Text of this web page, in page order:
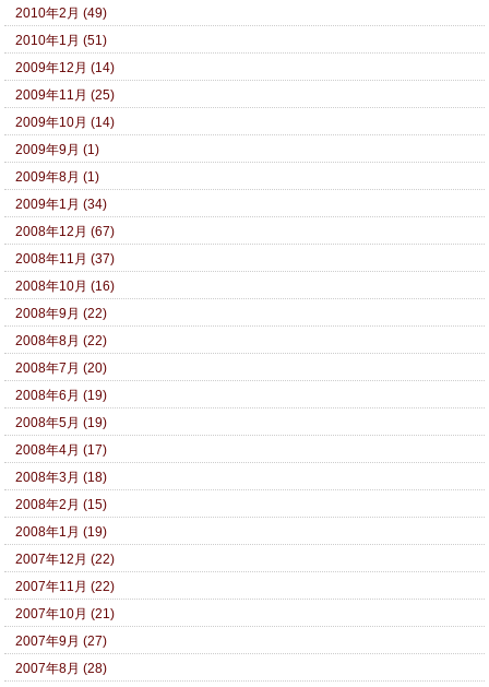
2010年2月 (49)
2010年1月 (51)
2009年12月 (14)
2009年11月 (25)
2009年10月 (14)
2009年9月 (1)
2009年8月 (1)
2009年1月 (34)
2008年12月 (67)
2008年11月 (37)
2008年10月 (16)
2008年9月 (22)
2008年8月 (22)
2008年7月 (20)
2008年6月 (19)
2008年5月 (19)
2008年4月 (17)
2008年3月 (18)
2008年2月 (15)
2008年1月 (19)
2007年12月 (22)
2007年11月 (22)
2007年10月 (21)
2007年9月 (27)
2007年8月 (28)